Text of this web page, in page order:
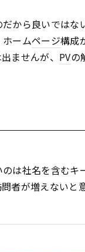
から良いではな
ホームページ構成
ませんが、 PVの
は社名を含むキ
者が増えないと